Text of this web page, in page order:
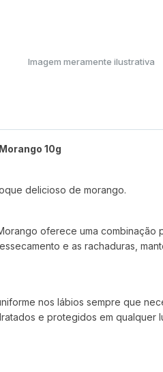
Imagem meramente ilustrativa
10g
delicioso de morango.
oferece uma
e as rachaduras,
nos lábios sempre que
e protegidos em qualquer